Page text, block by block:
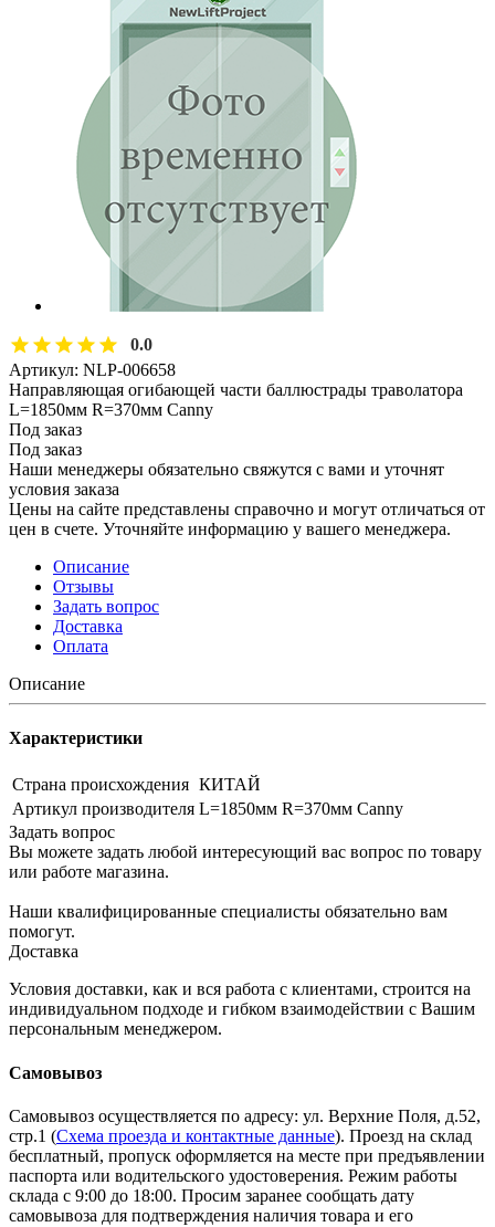
0.0
Артикул: NLP-006658
Направляющая огибающей части баллюстрады траволатора
L=1850мм R=370мм Canny
Под заказ
Под заказ
Наши менеджеры обязательно свяжутся с вами и уточнят
условия заказа
Цены на сайте представлены справочно и могут отличаться от
цен в счете. Уточняйте информацию у вашего менеджера.
Описание
Отзывы
Задать вопрос
Доставка
Оплата
Описание
Характеристики
Страна происхождения КИТАЙ
Артикул производителя L=1850мм R=370мм Canny
Задать вопрос
Вы можете задать любой интересующий вас вопрос по товару
или работе магазина.
Наши квалифицированные специалисты обязательно вам
помогут.
Доставка
Условия доставки, как и вся работа с клиентами, строится на
индивидуальном подходе и гибком взаимодействии с Вашим
персональным менеджером.
Самовывоз
Самовывоз осуществляется по адресу: ул. Верхние Поля, д.52,
стр.1 (Схема проезда и контактные данные). Проезд на склад
бесплатный, пропуск оформляется на месте при предъявлении
паспорта или водительского удостоверения. Режим работы
склада с 9:00 до 18:00. Просим заранее сообщать дату
самовывоза для подтверждения наличия товара и его